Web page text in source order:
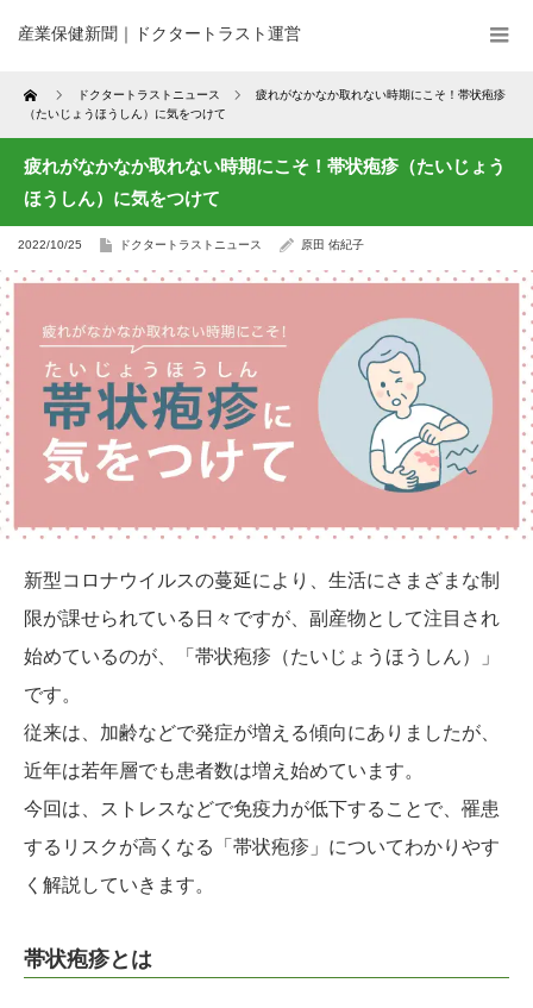
産業保健新聞｜ドクタートラスト運営
Home ドクタートラストニュース
疲れがなかなか取れない時期にこそ！帯状疱疹
（たいじょうほうしん）に気をつけて
疲れがなかなか取れない時期にこそ！帯状疱疹（たいじょう
ほうしん）に気をつけて
2022/10/25 ドクタートラストニュース 原田 佑紀子
新型コロナウイルスの蔓延により、生活にさまざまな制
限が課せられている日々ですが、副産物として注目され
始めているのが、「帯状疱疹（たいじょうほうしん）」
です。
従来は、加齢などで発症が増える傾向にありましたが、
近年は若年層でも患者数は増え始めています。
今回は、ストレスなどで免疫力が低下することで、罹患
するリスクが高くなる「帯状疱疹」についてわかりやす
く解説していきます。
帯状疱疹とは